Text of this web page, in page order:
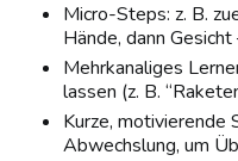
Micro-Steps: z. B.
Hände, dann
Mehrkanaliges
lassen (z. B.
Kurze, motivierende
Abwechslung, um